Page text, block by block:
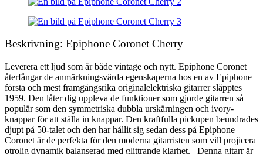
Beskrivning: Epiphone Coronet Cherry
Leverera ett ljud som är både vintage och nytt. Epiphone Coronet
återfångar de anmärkningsvärda egenskaperna hos en av Epiphone
första och mest framgångsrika originalelektriska gitarrer släpptes
1959. Den låter dig uppleva de funktioner som gjorde gitarren så
populär som den symmetriska dubbla urskärningen och ivory-
knappar för att ställa in knappar. Den kraftfulla pickupen beundrades
djupt på 50-talet och den har hållit sig sedan dess på Epiphone
Coronet är de perfekta för den moderna gitarristen som vill projicera
otrolig dynamik balanserad med glittrande klarhet. Denna gitarr är